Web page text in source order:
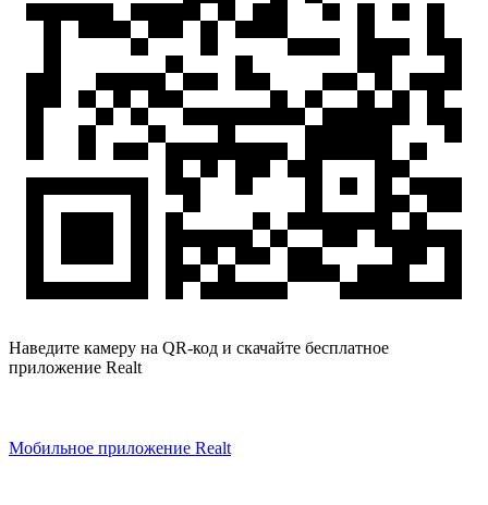
Наведите камеру на QR-код и скачайте бесплатное
приложение Realt
Мобильное приложение Realt